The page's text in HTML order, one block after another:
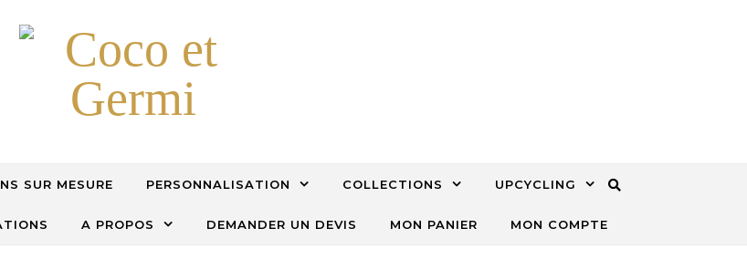
SUR MESURE PERSONNALISATION COLLECTIONS UPCYCLING
A PROPOS DEMANDER UN DEVIS MON PANIER MON COMPTE